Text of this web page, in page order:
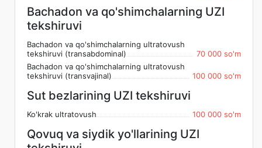
Bachadon va qo'shimchalarning UZI
tekshiruvi
Bachadon va qo'shimchalarning ultratovush
tekshiruvi (transabdominal)
70 000 so'm
Bachadon va qo'shimchalarning ultratovush
tekshiruvi (transvajinal)
100 000 so'm
Sut bezlarining UZI tekshiruvi
Ko'krak ultratovush 100 000 so'm
Qovuq va siydik yo'llarining UZI